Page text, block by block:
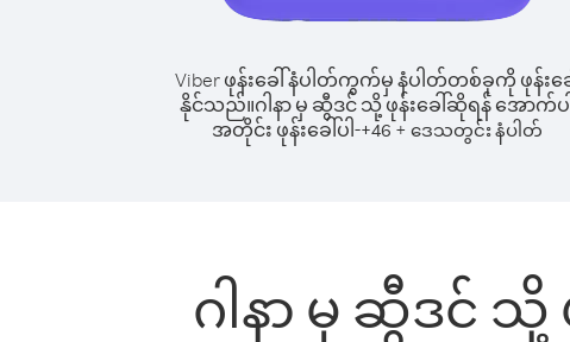
Viber ဖုန်းခေါ်နံပါတ်ကွက်မှ နံပါတ်တစ်ခုကို ဖုန်းခေ
နိုင်သည်။ဂါနာ မှ ဆွီဒင် သို့ ဖုန်းခေါ်ဆိုရန် အောက်ပါ
အတိုင်း ဖုန်းခေါ်ပါ-+46+ ဒေသတွင်း နံပါတ်
ဂါနာ မှ ဆွီဒင် သို့